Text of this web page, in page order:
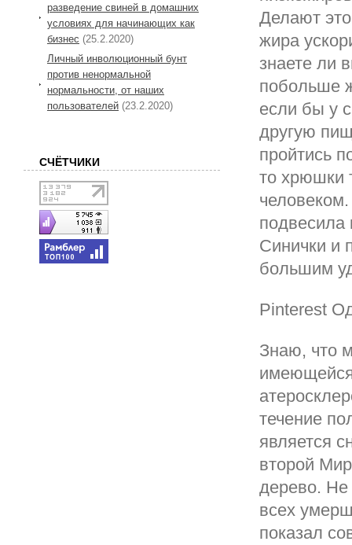
Делают
жира
знаете ли
побольше
если бы у
другую
пройтись
то хрюшки
подвесила
Синички и
большим
Pinterest
Знаю, что
течение
является
второй
дерево. Не
всех
показал
разведение свиней в домашних
условиях для начинающих как
бизнес (25.2.2020)
Личный инволюционный бунт
против ненормальной
нормальности, от наших
пользователей (23.2.2020)
СЧЁТЧИКИ